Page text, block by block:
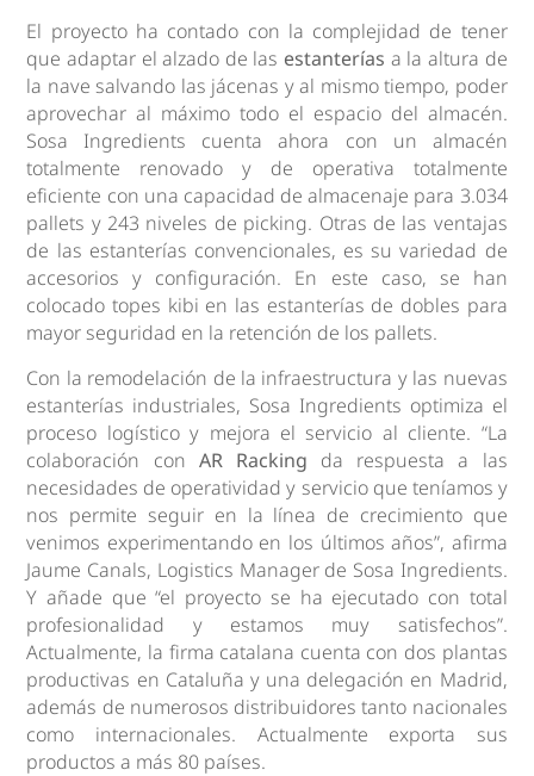
El proyecto ha contado con la complejidad de tener
que adaptar el alzado de las estanterías a la altura de
la nave salvando las jácenas y al mismo tiempo, poder
aprovechar al máximo todo el espacio del almacén.
Sosa Ingredients cuenta ahora con un almacén
totalmente renovado y de operativa totalmente
eficiente con una capacidad de almacenaje para 3.034
pallets y 243 niveles de picking. Otras de las ventajas
de las estanterías convencionales, es su variedad de
accesorios y configuración. En este caso, se han
colocado topes kibi en las estanterías de dobles para
mayor seguridad en la retención de los pallets.
Con la remodelación de la infraestructura y las nuevas
estanterías industriales, Sosa Ingredients optimiza el
proceso logístico y mejora el servicio al cliente. “La
colaboración con AR Racking da respuesta a las
necesidades de operatividad y servicio que teníamos y
nos permite seguir en la línea de crecimiento que
venimos experimentando en los últimos años”, afirma
Jaume Canals, Logistics Manager de Sosa Ingredients.
Y añade que “el proyecto se ha ejecutado con total
profesionalidad y estamos muy satisfechos”.
Actualmente, la firma catalana cuenta con dos plantas
productivas en Cataluña y una delegación en Madrid,
además de numerosos distribuidores tanto nacionales
como internacionales. Actualmente exporta sus
productos a más 80 países.